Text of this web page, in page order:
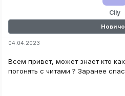
Ciiy
04.04.2023
Всем привет, может знает кто
погонять с читами ? Заранее